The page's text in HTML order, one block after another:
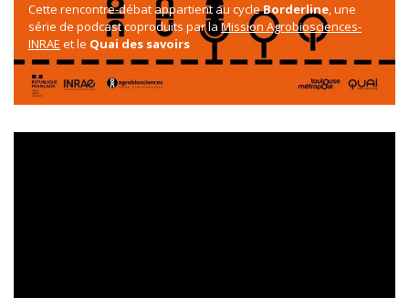
Cette rencontre-débat appartient au cycleBorderline, une
série de podcast coproduits par la Mission Agrobiosciences-
INRAE et le Quai des savoirs